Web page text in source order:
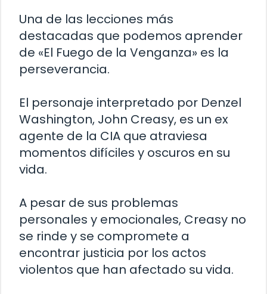
Una de las lecciones más
destacadas que podemos aprender
de «El Fuego de la Venganza» es la
perseverancia.
El personaje interpretado por Denzel
Washington, John Creasy, es un ex
agente de la CIA que atraviesa
momentos difíciles y oscuros en su
vida.
A pesar de sus problemas
personales y emocionales, Creasy no
se rinde y se compromete a
encontrar justicia por los actos
violentos que han afectado su vida.